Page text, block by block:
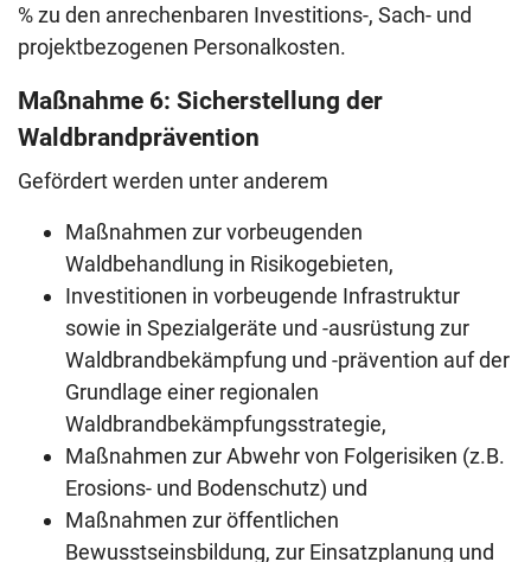
% zu den anrechenbaren Investitions-, Sach- und
projektbezogenen Personalkosten.
Maßnahme 6: Sicherstellung der
Waldbrandprävention
Gefördert werden unter anderem
Maßnahmen zur vorbeugenden
Waldbehandlung in Risikogebieten,
Investitionen in vorbeugende Infrastruktur
sowie in Spezialgeräte und -ausrüstung zur
Waldbrandbekämpfung und -prävention auf der
Grundlage einer regionalen
Waldbrandbekämpfungsstrategie,
Maßnahmen zur Abwehr von Folgerisiken (z.B.
Erosions- und Bodenschutz) und
Maßnahmen zur öffentlichen
Bewusstseinsbildung, zur Einsatzplanung und